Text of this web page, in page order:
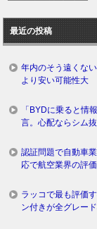
ロ
グ
最近の投稿
年内のそう遠くな
より安い可能性大
「BYDに乗ると情
言。心配ならシム
認証問題で自動車
応で航空業界の評
ラッコで最も評価
ン付きが全グレー